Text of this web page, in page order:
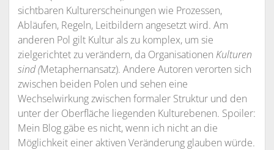
sichtbaren Kulturerscheinungen wie Prozessen,
Abläufen, Regeln, Leitbildern angesetzt wird. Am
anderen Pol gilt Kultur als zu komplex, um sie
zielgerichtet zu verändern, da Organisationen Kulturen
sind (Metaphernansatz). Andere Autoren verorten sich
zwischen beiden Polen und sehen eine
Wechselwirkung zwischen formaler Struktur und den
unter der Oberfläche liegenden Kulturebenen. Spoiler:
Mein Blog gäbe es nicht, wenn ich nicht an die
Möglichkeit einer aktiven Veränderung glauben würde.